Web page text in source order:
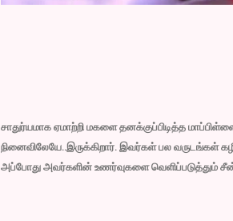
சாதுர்யமாக ஏமாற்றி மகளை தனக்குப்பிடித்த
நினைவிலேயே..இருக்கிறார். இவர்கள் பல வருடங்கள்
அப்போது அவர்களின் உணர்வுகளை வெளிப்படுத்தும்